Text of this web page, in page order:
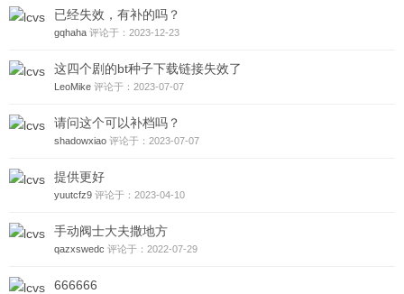
已经失效，有补的吗？
gqhaha 评论于：2023-12-23
这四个剧的bt种子下载链接失效了
LeoMike 评论于：2023-07-07
请问这个可以补档吗？
shadowxiao 评论于：2023-07-07
提供更好
yuutcfz9 评论于：2023-04-10
手动阀士大夫撒地方
qazxswedc 评论于：2022-07-29
666666